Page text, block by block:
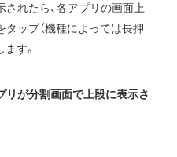
れたら、各アプリの画面上
ップ（機種によっては長押
す。
リが分割画面で上段に表示さ